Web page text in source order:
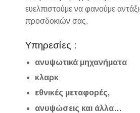
ευελπιστούμε να φανούμε
προσδοκιών σας.
Υπηρεσίες :
ανυψωτικά μηχανήματα
κλαρκ
εθνικές μεταφορές,
ανυψώσεις και άλλα…